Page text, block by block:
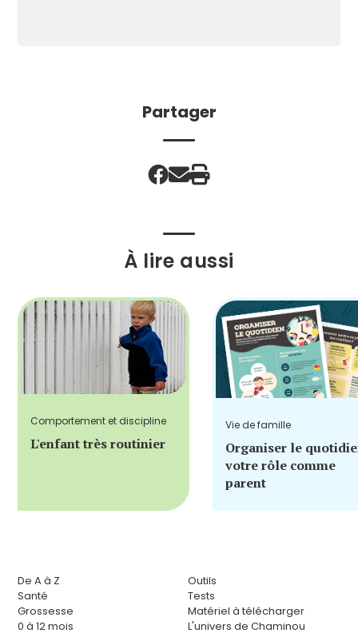
Partager
À lire aussi
Comportement et discipline
L'enfant très routinier
Vie de famille
Organiser le
votre rôle comme
parent
De A à Z
Santé
Grossesse
0 à 12 mois
Outils
Tests
Matériel à télécharger
L'univers de Chaminou